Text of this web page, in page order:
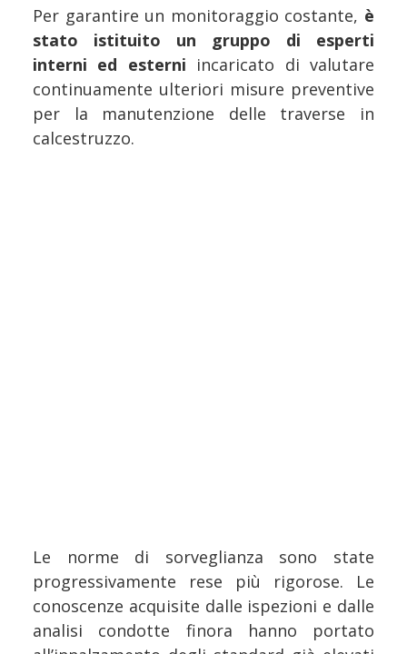
Per garantire un monitoraggio costante, è
stato istituito un gruppo di esperti
interni ed esterni incaricato di valutare
continuamente ulteriori misure preventive
per la manutenzione delle traverse in
calcestruzzo.
Le norme di sorveglianza sono state
progressivamente rese più rigorose. Le
conoscenze acquisite dalle ispezioni e dalle
analisi condotte finora hanno portato